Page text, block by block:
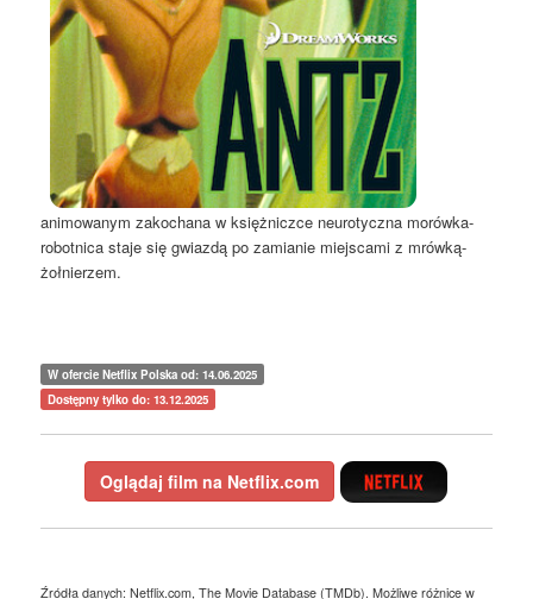
animowanym zakochana w księżniczce neurotyczna morówka-
robotnica staje się gwiazdą po zamianie miejscami z mrówką-
żołnierzem.
W ofercie Netflix Polska od: 14.06.2025
Dostępny tylko do: 13.12.2025
Oglądaj film na Netflix.com
Źródła danych: Netflix.com, The Movie Database (TMDb). Możliwe różnice w